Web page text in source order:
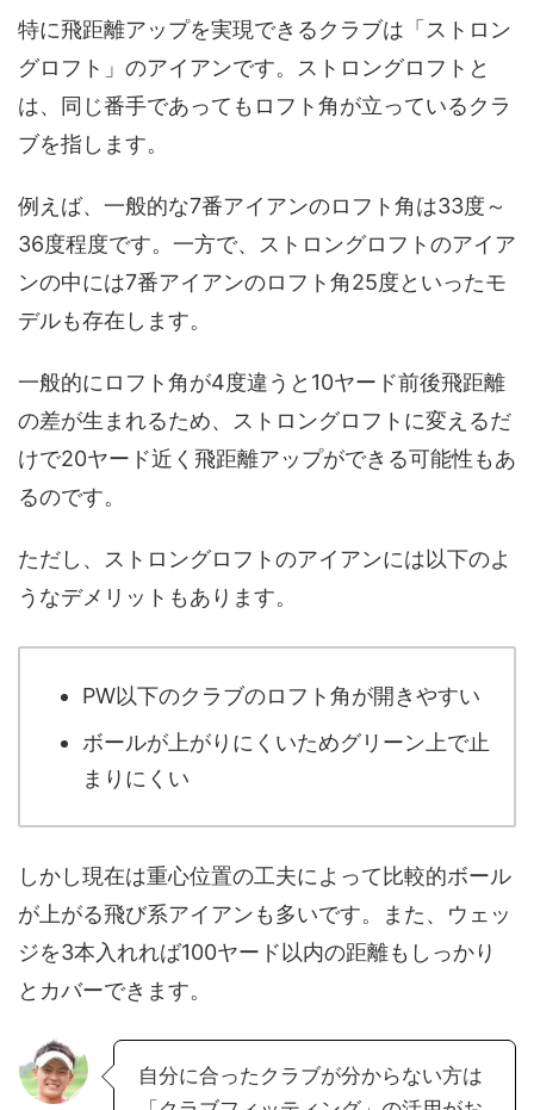
特に飛距離アップを実現できるクラブは「ストロン
グロフト」のアイアンです。ストロングロフトと
は、同じ番手であってもロフト角が立っているクラ
ブを指します。
例えば、一般的な7番アイアンのロフト角は33度～
36度程度です。一方で、ストロングロフトのアイア
ンの中には7番アイアンのロフト角25度といったモ
デルも存在します。
一般的にロフト角が4度違うと10ヤード前後飛距離
の差が生まれるため、ストロングロフトに変えるだ
けで20ヤード近く飛距離アップができる可能性もあ
るのです。
ただし、ストロングロフトのアイアンには以下のよ
うなデメリットもあります。
PW以下のクラブのロフト角が開きやすい
ボールが上がりにくいためグリーン上で止
まりにくい
しかし現在は重心位置の工夫によって比較的ボール
が上がる飛び系アイアンも多いです。また、ウェッ
ジを3本入れれば100ヤード以内の距離もしっかり
とカバーできます。
自分に合ったクラブが分からない方は